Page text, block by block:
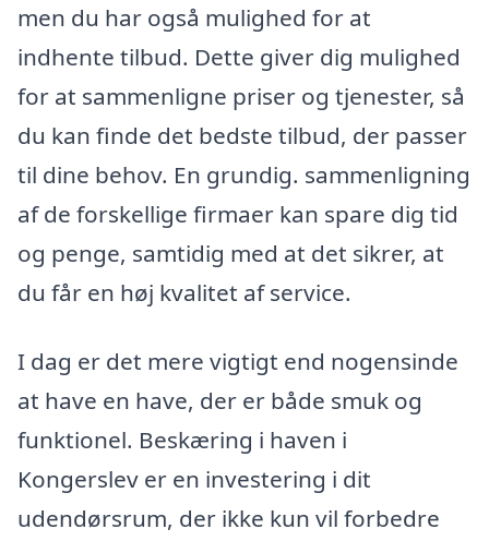
men du har også mulighed for at
indhente tilbud. Dette giver dig mulighed
for at sammenligne priser og tjenester, så
du kan finde det bedste tilbud, der passer
til dine behov. En grundig. sammenligning
af de forskellige firmaer kan spare dig tid
og penge, samtidig med at det sikrer, at
du får en høj kvalitet af service.
I dag er det mere vigtigt end nogensinde
at have en have, der er både smuk og
funktionel. Beskæring i haven i
Kongerslev er en investering i dit
udendørsrum, der ikke kun vil forbedre